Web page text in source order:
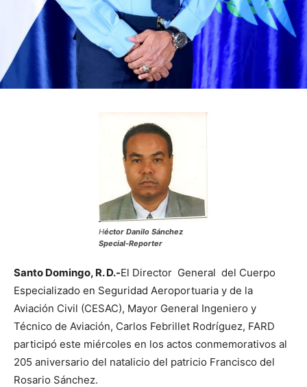
Héctor Danilo Sánchez
Special-Reporter
Santo Domingo, R. D.-El Director General del Cuerpo
Especializado en Seguridad Aeroportuaria y de la
Aviación Civil (CESAC), Mayor General Ingeniero y
Técnico de Aviación, Carlos Febrillet Rodríguez, FARD
participó este miércoles en los actos conmemorativos al
205 aniversario del natalicio del patricio Francisco del
Rosario Sánchez.